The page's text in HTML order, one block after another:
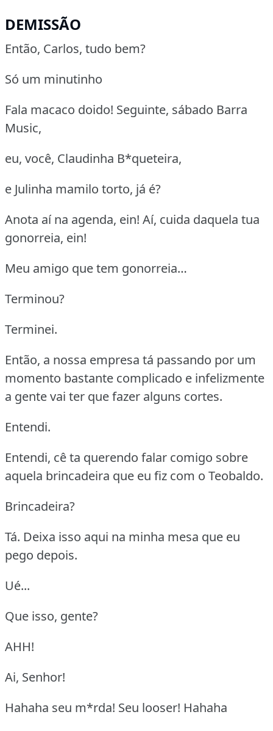
DEMISSÃO
Então, Carlos, tudo bem?
Só um minutinho
Fala macaco doido! Seguinte, sábado Barra
Music,
eu, você, Claudinha B*queteira,
e Julinha mamilo torto, já é?
Anota aí na agenda, ein! Aí, cuida daquela tua
gonorreia, ein!
Meu amigo que tem gonorreia…
Terminou?
Terminei.
Então, a nossa empresa tá passando por um
momento bastante complicado e infelizmente
a gente vai ter que fazer alguns cortes.
Entendi.
Entendi, cê ta querendo falar comigo sobre
aquela brincadeira que eu fiz com o Teobaldo.
Brincadeira?
Tá. Deixa isso aqui na minha mesa que eu
pego depois.
Ué...
Que isso, gente?
AHH!
Ai, Senhor!
Hahaha seu m*rda! Seu looser! Hahaha